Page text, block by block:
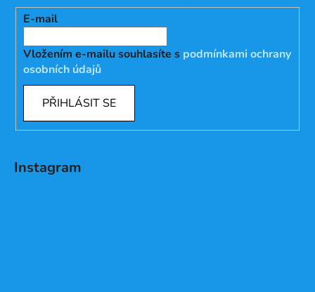
E-mail
Vložením e-mailu souhlasíte s podmínkami ochrany
osobních údajů
PŘIHLÁSIT SE
Instagram